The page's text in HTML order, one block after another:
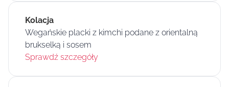
Kolacja
Wegańskie placki z kimchi podane z orientalną
brukselką i sosem
Sprawdź szczegóły